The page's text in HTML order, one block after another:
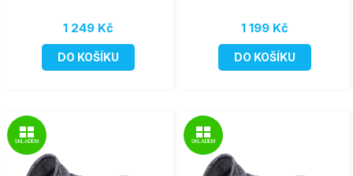
1 249 Kč
DO KOŠÍKU
1 199 Kč
DO KOŠÍKU
SKLADEM SKLADEM